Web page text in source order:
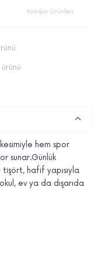
Kombin Ürünleri
ürünü
hem spor
sunar.Günlük
hafif yapısıyla
ev ya da dışarıda